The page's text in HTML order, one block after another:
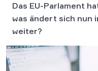
Das EU-Parlament
was ändert sich nun
weiter?